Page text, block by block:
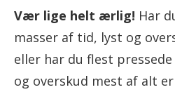
Vær lige helt ærlig! Har
masser af tid, lyst og
eller har du flest
og overskud mest af alt er